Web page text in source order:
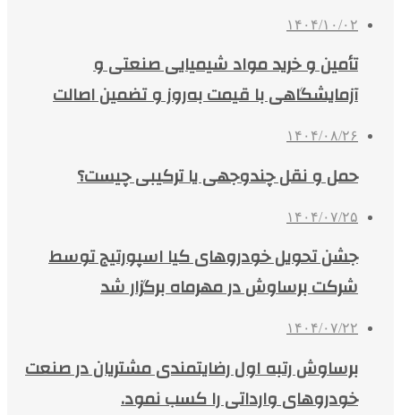
۱۴۰۴/۱۰/۰۲
تأمین و خرید مواد شیمیایی صنعتی و
آزمایشگاهی با قیمت به‌روز و تضمین اصالت
۱۴۰۴/۰۸/۲۶
حمل و نقل چندوجهی یا ترکیبی چیست؟
۱۴۰۴/۰۷/۲۵
جشن تحویل خودروهای کیا اسپورتیج توسط
شرکت برساوش در مهرماه برگزار شد
۱۴۰۴/۰۷/۲۲
برساوش رتبه اول رضایتمندی مشتریان در صنعت
خودروهای وارداتی را کسب نمود.